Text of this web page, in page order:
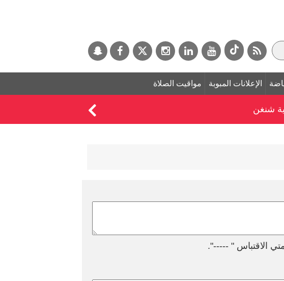
الإعلانات المبوبة مواقيت الصلاة
شنغن
الاقتباس " -----".